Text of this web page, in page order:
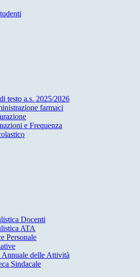
testo a.s. 2025/2026
farmaci
e Frequenza
Docenti
ATA
Personale
Annuale delle Attività
Sindacale